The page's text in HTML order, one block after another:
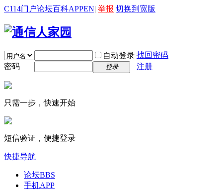
C114门户论坛百科APPEN| 举报 切换到宽版
自动登录 找回密码
密码
登录 注册
只需一步，快速开始
短信验证，便捷登录
快捷导航
论坛BBS
手机APP